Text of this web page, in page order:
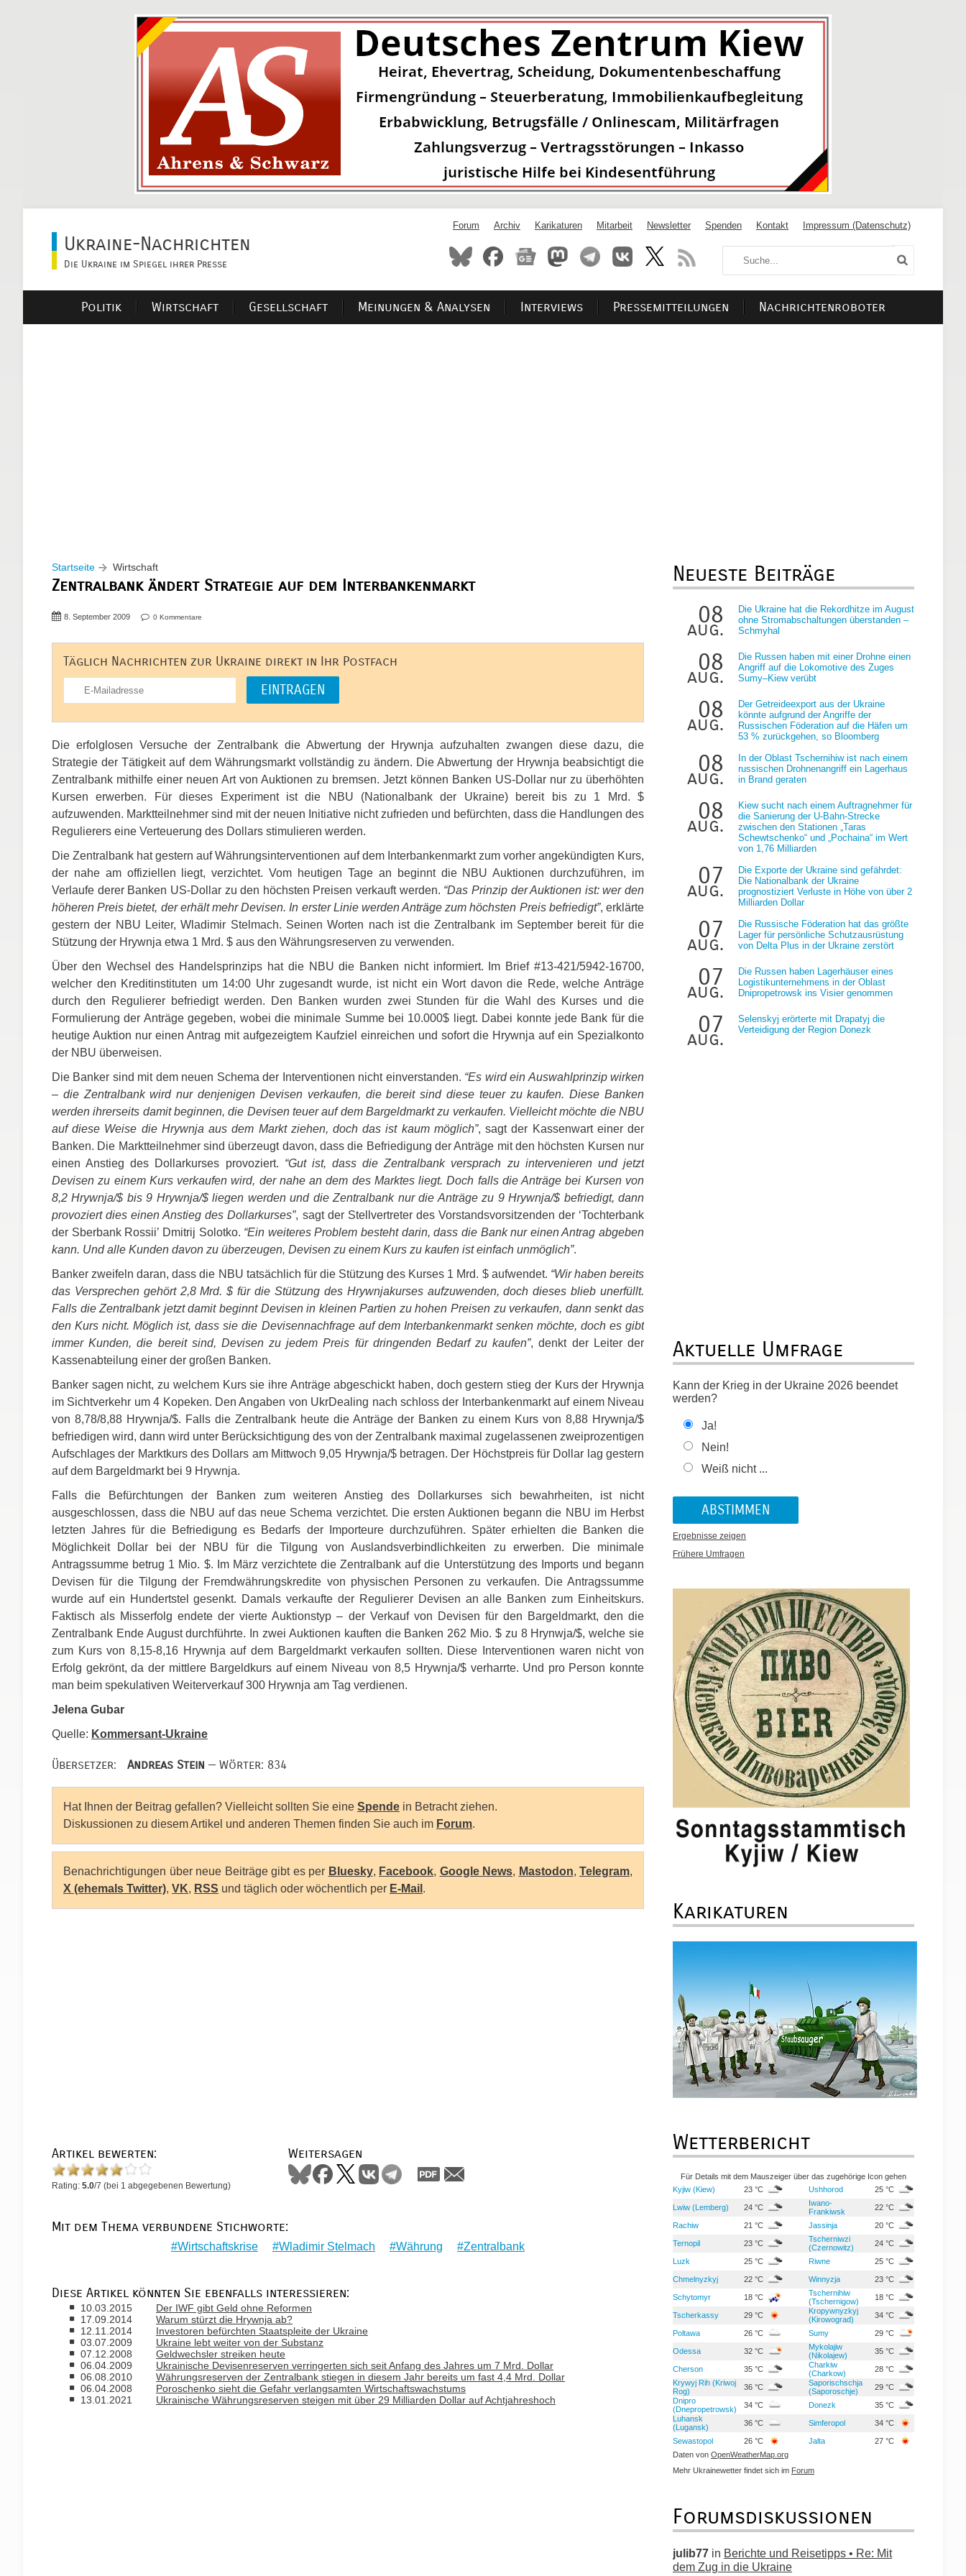
Ukraine-Nachrichten
Die Ukraine im Spiegel ihrer Presse
Forum Archiv Karikaturen Mitarbeit Newsletter Spenden Kontakt Impressum (Datenschutz)
Politik Wirtschaft Gesellschaft Meinungen & Analysen Interviews Pressemitteilungen Nachrichtenroboter
Startseite Wirtschaft
Zentralbank ändert Strategie auf dem Interbankenmarkt
8. September 2009 0 Kommentare
Täglich Nachrichten zur Ukraine direkt in Ihr Postfach
Die erfolglosen Versuche der Zentralbank die Abwertung der Hrywnja aufzuhalten zwangen diese dazu, die
Strategie der Tätigkeit auf dem Währungsmarkt vollständig zu ändern. Die Abwertung der Hrywnja beabsichtigt die
Zentralbank mithilfe einer neuen Art von Auktionen zu bremsen. Jetzt können Banken US-Dollar nur zu überhöhten
Kursen erwerben. Für dieses Experiment ist die
NBU (Nationalbank der Ukraine) bereit bis zu 1 Mrd. $
aufzuwenden. Marktteilnehmer sind mit der neuen Initiative nicht zufrieden und befürchten, dass die Handlungen des
Regulierers eine Verteuerung des Dollars stimulieren werden.
Die Zentralbank hat gestern auf Währungsinterventionen auf dem Interbankenmarkt zum vorher angekündigten Kurs,
der nahe am offiziellen liegt, verzichtet. Vom heutigen Tage an beginnt die NBU Auktionen durchzuführen, im
Verlaufe derer Banken US-Dollar zu den höchsten Preisen verkauft werden. “Das Prinzip der Auktionen ist: wer den
höheren Preis bietet, der erhält mehr Devisen. In erster Linie werden Anträge zum höchsten Preis befriedigt”, erklärte
gestern der NBU Leiter, Wladimir Stelmach. Seinen Worten nach ist die Zentralbank im September bereit für die
Stützung der Hrywnja etwa 1 Mrd. $ aus den Währungsreserven zu verwenden.
Über den Wechsel des Handelsprinzips hat die NBU die Banken nicht informiert. Im Brief #13-421/5942-16700,
welcher den Kreditinstituten um 14:00 Uhr zugesandt wurde, ist nicht ein Wort davon die Rede, welche Anträge
durch den Regulierer befriedigt werden. Den Banken wurden zwei Stunden für die Wahl des Kurses und die
Formulierung der Anträge gegeben, wobei die minimale Summe bei 10.000$ liegt. Dabei konnte jede Bank für die
heutige Auktion nur einen Antrag mit aufgezeigtem Kaufziel einreichen und sofort die Hrywnja auf ein Spezialkonto
der NBU überweisen.
Die Banker sind mit dem neuen Schema der Interventionen nicht einverstanden. “Es wird ein Auswahlprinzip wirken
– die Zentralbank wird nur denjenigen Devisen verkaufen, die bereit sind diese teuer zu kaufen. Diese Banken
werden ihrerseits damit beginnen, die Devisen teuer auf dem Bargeldmarkt zu verkaufen. Vielleicht möchte die NBU
auf diese Weise die Hrywnja aus dem Markt ziehen, doch das ist kaum möglich”, sagt der Kassenwart einer der
Banken. Die Marktteilnehmer sind überzeugt davon, dass die Befriedigung der Anträge mit den höchsten Kursen nur
einen Anstieg des Dollarkurses provoziert. “Gut ist, dass die Zentralbank versprach zu intervenieren und jetzt
Devisen zu einem Kurs verkaufen wird, der nahe an dem des Marktes liegt. Doch falls die Anträge bei Kursen von
8,2 Hrywnja/$ bis 9 Hrywnja/$ liegen werden und die Zentralbank nur die Anträge zu 9 Hrywnja/$ befriedigt, dann
provoziert dies einen Anstieg des Dollarkurses”, sagt der Stellvertreter des Vorstandsvorsitzenden der ‘Tochterbank
der Sberbank Rossii’ Dmitrij Solotko. “Ein weiteres Problem besteht darin, dass die Bank nur einen Antrag abgeben
kann. Und alle Kunden davon zu überzeugen, Devisen zu einem Kurs zu kaufen ist einfach unmöglich”.
Banker zweifeln daran, dass die NBU tatsächlich für die Stützung des Kurses 1 Mrd. $ aufwendet. “Wir haben bereits
das Versprechen gehört 2,8 Mrd. $ für die Stützung des Hrywnjakurses aufzuwenden, doch dieses blieb unerfüllt.
Falls die Zentralbank jetzt damit beginnt Devisen in kleinen Partien zu hohen Preisen zu verkaufen, dann senkt das
den Kurs nicht. Möglich ist, dass sie die Devisennachfrage auf dem Interbankenmarkt senken möchte, doch es gibt
immer Kunden, die bereit sind, Devisen zu jedem Preis für dringenden Bedarf zu kaufen”, denkt der Leiter der
Kassenabteilung einer der großen Banken.
Banker sagen nicht, zu welchem Kurs sie ihre Anträge abgeschickt haben, doch gestern stieg der Kurs der Hrywnja
im Sichtverkehr um 4 Kopeken. Den Angaben von UkrDealing nach schloss der Interbankenmarkt auf einem Niveau
von 8,78/8,88 Hrywnja/$. Falls die Zentralbank heute die Anträge der Banken zu einem Kurs von 8,88 Hrywnja/$
befriedigen wird, dann wird unter Berücksichtigung des von der Zentralbank maximal zugelassenen zweiprozentigen
Aufschlages der Marktkurs des Dollars am Mittwoch 9,05 Hrywnja/$ betragen. Der Höchstpreis für Dollar lag gestern
auf dem Bargeldmarkt bei 9 Hrywnja.
Falls die Befürchtungen der Banken zum weiteren Anstieg des Dollarkurses sich bewahrheiten, ist nicht
ausgeschlossen, dass die NBU auf das neue Schema verzichtet. Die ersten Auktionen begann die NBU im Herbst
letzten Jahres für die Befriedigung es Bedarfs der Importeure durchzuführen. Später erhielten die Banken die
Möglichkeit Dollar bei der
NBU für die Tilgung von Auslandsverbindlichkeiten zu erwerben. Die minimale
Antragssumme betrug 1 Mio. $. Im März verzichtete die Zentralbank auf die Unterstützung des Imports und begann
Devisen für die Tilgung der Fremdwährungskredite von physischen Personen zu verkaufen. Die Antragssumme
wurde auf ein Hundertstel gesenkt. Damals verkaufte der Regulierer Devisen an alle Banken zum Einheitskurs.
Faktisch als Misserfolg endete der vierte Auktionstyp – der Verkauf von Devisen für den Bargeldmarkt, den die
Zentralbank Ende August durchführte. In zwei Auktionen kauften die Banken 262 Mio. $ zu 8 Hrynwja/$, welche sie
zum Kurs von 8,15-8,16 Hrywnja auf dem Bargeldmarkt verkaufen sollten. Diese Interventionen waren nicht von
Erfolg gekrönt, da der mittlere Bargeldkurs auf einem Niveau von 8,5 Hrywnja/$ verharrte. Und pro Person konnte
man beim spekulativen Weiterverkauf 300 Hrywnja am Tag verdienen.
Jelena Gubar
Quelle: Kommersant-Ukraine
Übersetzer: Andreas Stein — Wörter: 834
Hat Ihnen der Beitrag gefallen? Vielleicht sollten Sie eine Spende in Betracht ziehen.
Diskussionen zu diesem Artikel und anderen Themen finden Sie auch im Forum.
Benachrichtigungen über neue Beiträge gibt es per Bluesky, Facebook, Google News, Mastodon, Telegram,
X (ehemals Twitter), VK, RSS und täglich oder wöchentlich per E-Mail .
Artikel bewerten:
Rating: 5.0/7 (bei 1 abgegebenen Bewertung)
Weitersagen
Mit dem Thema verbundene Stichworte:
Wirtschaftskrise Wladimir Stelmach Währung Zentralbank
Diese Artikel könnten Sie ebenfalls interessieren:
10.03.2015
Der IWF gibt Geld ohne Reformen
17.09.2014
Warum stürzt die Hrywnja ab?
12.11.2014
Investoren befürchten Staatspleite der Ukraine
03.07.2009
Ukraine lebt weiter von der Substanz
07.12.2008
Geldwechsler streiken heute
06.04.2009
Ukrainische Devisenreserven verringerten sich seit Anfang des Jahres um 7 Mrd. Dollar
06.08.2010
Währungsreserven der Zentralbank stiegen in diesem Jahr bereits um fast 4,4 Mrd. Dollar
06.04.2008
Poroschenko sieht die Gefahr verlangsamten Wirtschaftswachstums
13.01.2021
Ukrainische Währungsreserven steigen mit über 29 Milliarden Dollar auf Achtjahreshoch
Neueste Beiträge
08
aug.
Die Ukraine hat die Rekordhitze im August
ohne Stromabschaltungen überstanden –
Schmyhal
08
aug.
Die Russen haben mit einer Drohne einen
Angriff auf die Lokomotive des Zuges
Sumy–Kiew verübt
08
aug.
Der Getreideexport aus der Ukraine
könnte aufgrund der Angriffe der
Russischen Föderation auf die Häfen um
53 % zurückgehen, so Bloomberg
08
aug.
In der Oblast Tschernihiw ist nach einem
russischen Drohnenangriff ein Lagerhaus
in Brand geraten
08
aug.
Kiew sucht nach einem Auftragnehmer für
die Sanierung der U-Bahn-Strecke
zwischen den Stationen „Taras
Schewtschenko“ und „Pochaina“ im Wert
von 1,76 Milliarden
07
aug.
Die Exporte der Ukraine sind gefährdet:
Die Nationalbank der Ukraine
prognostiziert Verluste in Höhe von über 2
Milliarden Dollar
07
aug.
Die Russische Föderation hat das größte
Lager für persönliche Schutzausrüstung
von Delta Plus in der Ukraine zerstört
07
aug.
Die Russen haben Lagerhäuser eines
Logistikunternehmens in der Oblast
Dnipropetrowsk ins Visier genommen
07
aug.
Selenskyj erörterte mit Drapatyj die
Verteidigung der Region Donezk
Aktuelle Umfrage
Kann der Krieg in der Ukraine 2026 beendet
werden?
Ja!
Nein!
Weiß nicht ...
Ergebnisse zeigen
Frühere Umfragen
Karikaturen
Wetterbericht
Für Details mit dem Mauszeiger über das zugehörige Icon gehen
Kyjiw (Kiew)
23 °C Ushhorod 25 °C
Lwiw (Lemberg) 24 °C
Iwano-
Frankiwsk
22 °C
Rachiw 21 °C Jassinja 20 °C
Ternopil 23 °C
Tscherniwzi
(Czernowitz)
24 °C
Luzk 25 °C Riwne 25 °C
Chmelnyzkyj 22 °C Winnyzja 23 °C
Schytomyr 18 °C
Tschernihiw
(Tschernigow)
18 °C
Tscherkassy 29 °C
Kropywnyzkyj
(Kirowograd)
34 °C
Poltawa 26 °C Sumy 29 °C
Odessa 32 °C
Mykolajiw
(Nikolajew)
35 °C
Cherson 35 °C
Charkiw
(Charkow)
28 °C
Krywyj Rih (Kriwoj
Rog)
36 °C
Saporischschja
(Saporoschje)
29 °C
Dnipro
(Dnepropetrowsk)
34 °C Donezk
35 °C
Luhansk
(Lugansk)
36 °C Simferopol 34 °C
Sewastopol 26 °C Jalta
27 °C
Daten von OpenWeatherMap.org
Mehr Ukrainewetter findet sich im Forum
Forumsdiskussionen
julib77 in Berichte und Reisetipps • Re: Mit
dem Zug in die Ukraine